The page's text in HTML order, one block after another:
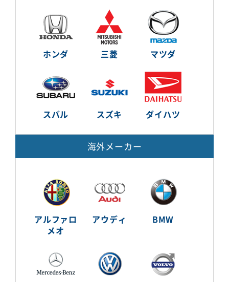
ホンダ 三菱 マツダ
スバル スズキ ダイハツ
海外メーカー
アルファロ
メオ
アウディ BMW